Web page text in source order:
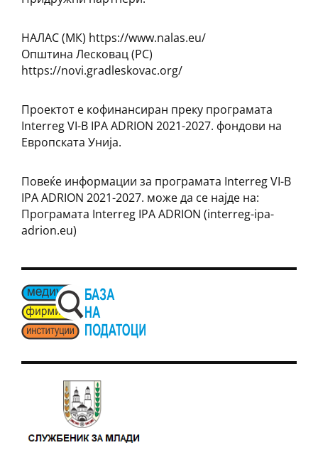
НАЛАС (МК) https://www.nalas.eu/
Општина Лесковац (РС)
https://novi.gradleskovac.org/
Проектот е кофинансиран преку програмата
Interreg VI-B IPA ADRION 2021-2027. фондови на
Европската Унија.
Повеќе информации за програмата Interreg VI-B
IPA ADRION 2021-2027. може да се најде на:
Програмата Interreg IPA ADRION (interreg-ipa-
adrion.eu)